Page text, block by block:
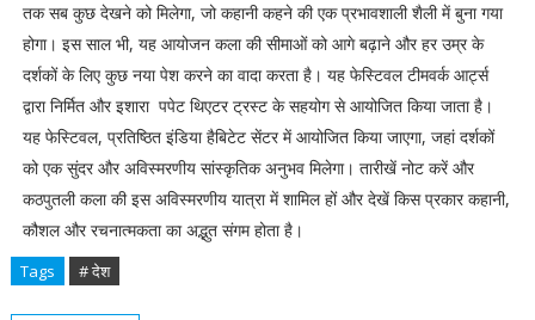
तक सब कुछ देखने को मिलेगा, जो कहानी कहने की एक प्रभावशाली शैली में बुना गया
होगा। इस साल भी, यह आयोजन कला की सीमाओं को आगे बढ़ाने और हर उम्र के
दर्शकों के लिए कुछ नया पेश करने का वादा करता है। यह फेस्टिवल टीमवर्क आर्ट्स
द्वारा निर्मित और इशारा पपेट थिएटर ट्रस्ट के सहयोग से आयोजित किया जाता है।
यह फेस्टिवल, प्रतिष्ठित इंडिया हैबिटेट सेंटर में आयोजित किया जाएगा, जहां दर्शकों
को एक सुंदर और अविस्मरणीय सांस्कृतिक अनुभव मिलेगा। तारीखें नोट करें और
कठपुतली कला की इस अविस्मरणीय यात्रा में शामिल हों और देखें किस प्रकार कहानी,
कौशल और रचनात्मकता का अद्भुत संगम होता है।
Tags # देश